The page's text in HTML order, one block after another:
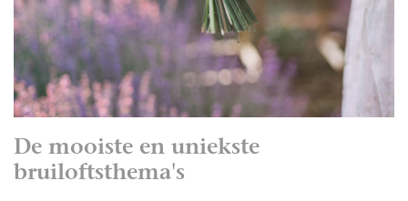
De mooiste en uniekste
bruiloftsthema's